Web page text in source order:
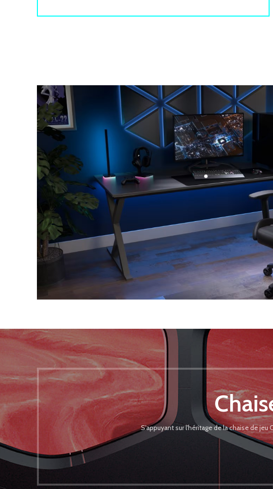
Nombre de boutons : 6
S'appuyant sur l'héritage de la chaise de